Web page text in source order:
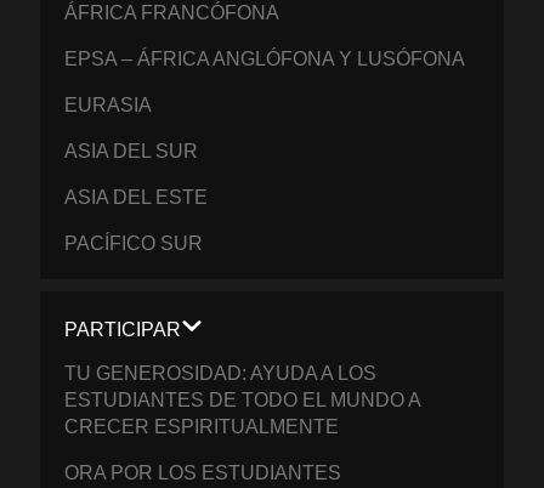
ÁFRICA FRANCÓFONA
EPSA – ÁFRICA ANGLÓFONA Y LUSÓFONA
EURASIA
ASIA DEL SUR
ASIA DEL ESTE
PACÍFICO SUR
PARTICIPAR
TU GENEROSIDAD: AYUDA A LOS
ESTUDIANTES DE TODO EL MUNDO A
CRECER ESPIRITUALMENTE
ORA POR LOS ESTUDIANTES